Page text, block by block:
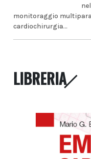
monitoraggio
cardiochirurgia...
LIBRERIA